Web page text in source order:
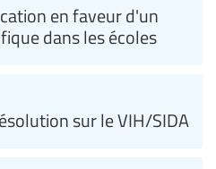
en faveur d'un
dans les écoles
sur le VIH/SIDA